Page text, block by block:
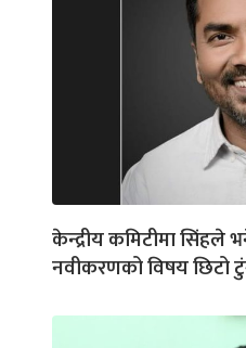
केन्द्रीय कमिटीमा सिंहले
नवीकरणको विषय छिटो